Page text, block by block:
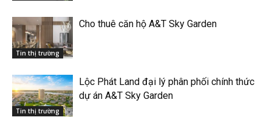
Tin thị trường
Cho thuê căn hộ A&T Sky Garden
Tin thị trường
Lộc Phát Land đại lý phân phối chính thức
dự án A&T Sky Garden